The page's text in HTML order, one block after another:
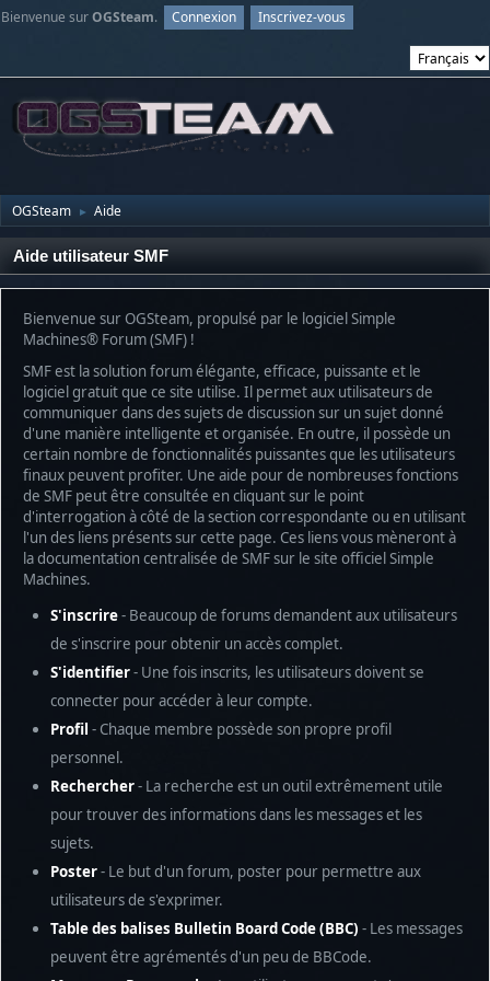
Bienvenue surOGSteam. Connexion Inscrivez-vous
OGSteam ► Aide
Aide utilisateur SMF
Bienvenue sur OGSteam, propulsé par le logiciel Simple
Machines® Forum (SMF) !
SMF est la solution forum élégante, efficace, puissante et le
logiciel gratuit que ce site utilise. Il permet aux utilisateurs de
communiquer dans des sujets de discussion sur un sujet donné
d'une manière intelligente et organisée. En outre, il possède un
certain nombre de fonctionnalités puissantes que les utilisateurs
finaux peuvent profiter. Une aide pour de nombreuses fonctions
de SMF peut être consultée en cliquant sur le point
d'interrogation à côté de la section correspondante ou en utilisant
l'un des liens présents sur cette page. Ces liens vous mèneront à
la documentation centralisée de SMF sur le site officiel Simple
Machines.
S'inscrire- Beaucoup de forums demandent aux utilisateurs
de s'inscrire pour obtenir un accès complet.
S'identifier- Une fois inscrits, les utilisateurs doivent se
connecter pour accéder à leur compte.
Profil - Chaque membre possède son propre profil
personnel.
Rechercher- La recherche est un outil extrêmement utile
pour trouver des informations dans les messages et les
sujets.
Poster- Le but d'un forum, poster pour permettre aux
utilisateurs de s'exprimer.
Table des balises Bulletin Board Code (BBC) - Les messages
peuvent être agrémentés d'un peu de BBCode.